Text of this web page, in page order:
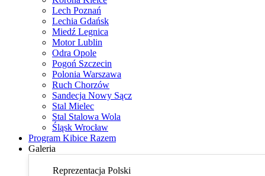
Lech Poznań
Lechia Gdańsk
Miedź Legnica
Motor Lublin
Odra Opole
Pogoń Szczecin
Polonia Warszawa
Ruch Chorzów
Sandecja Nowy Sącz
Stal Mielec
Stal Stalowa Wola
Śląsk Wrocław
Program Kibice Razem
Galeria
Reprezentacja Polski